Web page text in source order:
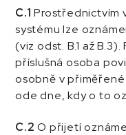
C.1 Prostřednictvím
systému lze
(viz odst. B.1 až
příslušná osoba
osobně v
ode dne, kdy o to
C.2 O přijetí